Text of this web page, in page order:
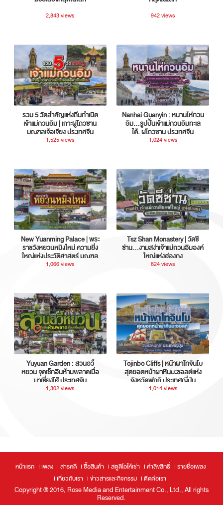
2,843 views 942 views
รวม 5 วัดสำคัญแห่งถิ่นกำเนิด
เจ้าแม่กวนอิม | เกาะผู่โถวซาน
มณฑลเจ้อเจียง ประเทศจีน
1,525 views
Nanhai Guanyin : หนานไห่กวน
อิม...รูปปั้นเจ้าแม่กวนอิมทะเล
ใต้, ผู่โถวซาน ประเทศจีน
1,024 views
New Yuanming Palace | พระ
ราชวังหยวนหมิงใหม่ ความยิ่ง
ใหญ่แห่งประวัติศาสตร์ มณฑล
กวางตุ้ง ประเทศจีน
1,066 views
Tsz Shan Monastery | วัดซี
ซ่าน…งามสง่าเจ้าแม่กวนอิมองค์
ใหญ่แห่งฮ่องกง
824 views
Yuyuan Garden : สวนอวี้
หยวน จุดเช็กอินห้ามพลาดเมื่อ
มาเซี่ยงไฮ้ ประเทศจีน
1,302 views
Tojinbo Cliffs | หน้าผาโทจินโบ
สุดยอดหน้าผาหินบะซอลต์แห่ง
จังหวัดฟุกุอิ ประเทศญี่ปุ่น
1,014 views
หน้าแรก เพลง สารคดี ซื้อสินค้า สตูดิโอให้เช่า ค่าลิขสิทธิ์
รายชื่อเพลง
เกี่ยวกับเรา
ข่าวสารและกิจกรรม ติดต่อเรา
Copyright ® 2016, Rose Media and Entertainment Co., Ltd., All rights
Reserved.